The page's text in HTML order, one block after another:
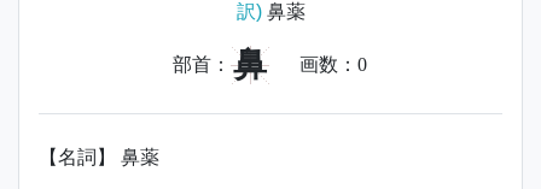
訳)鼻薬
部首： 鼻 画数： 0
【名詞】 鼻薬